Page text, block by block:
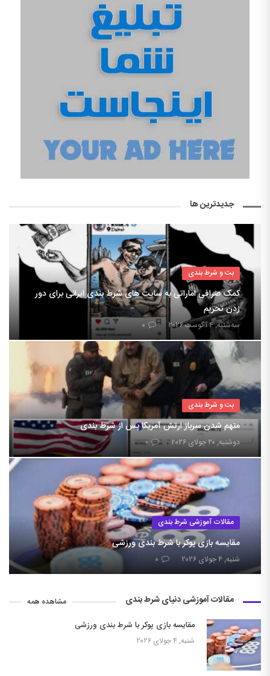
جدیدترین ها
بت و شرط بندی
کمک صرافی اماراتی به سایت های شرط بندی ایرانی برای دور
زدن تحریم
سه‌شنبه, ۴ آگوست ۲۰۲۶ ۰
بت و شرط بندی
متهم شدن سرباز ارتش آمریکا پس از شرط بندی
دوشنبه, ۲۰ جولای ۲۰۲۶ ۰
مقالات آموزشی شرط بندی
مقایسه بازی پوکر با شرط بندی ورزشی
شنبه, ۴ جولای ۲۰۲۶ ۰
مقالات آموزشی دنیای شرط بندی مشاهده همه
مقایسه بازی پوکر با شرط بندی ورزشی
شنبه, ۴ جولای ۲۰۲۶